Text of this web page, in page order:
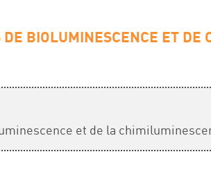
BIOLUMINESCENCE ET DE
et de la